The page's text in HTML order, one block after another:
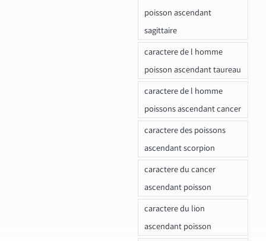
poisson ascendant
sagittaire
caractere de l homme
poisson ascendant taureau
caractere de l homme
poissons ascendant cancer
caractere des poissons
ascendant scorpion
caractere du cancer
ascendant poisson
caractere du lion
ascendant poisson